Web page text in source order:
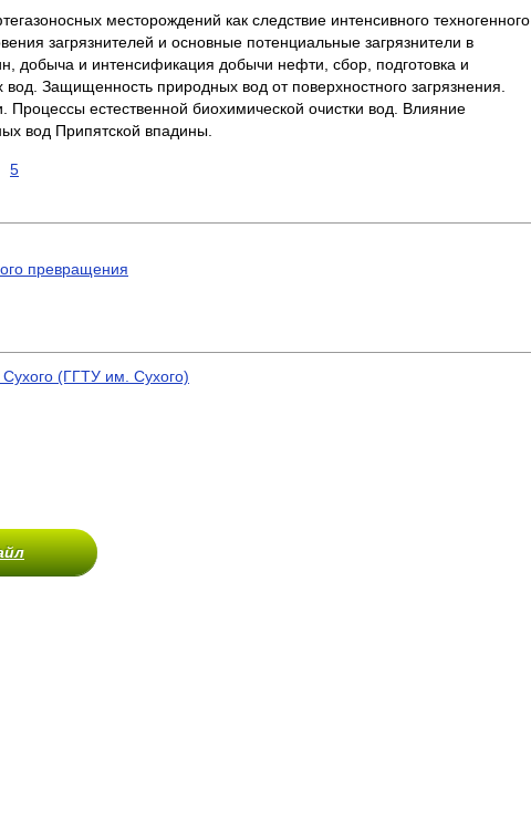
месторождений как следствие интенсивного техногенного
загрязнителей и основные потенциальные загрязнители в
добыча и интенсификация добычи нефти, сбор, подготовка и
Защищенность природных вод от поверхностного загрязнения.
естественной биохимической очистки вод. Влияние
вод Припятской впадины.
5
превращения
(ГГТУ им. Сухого)